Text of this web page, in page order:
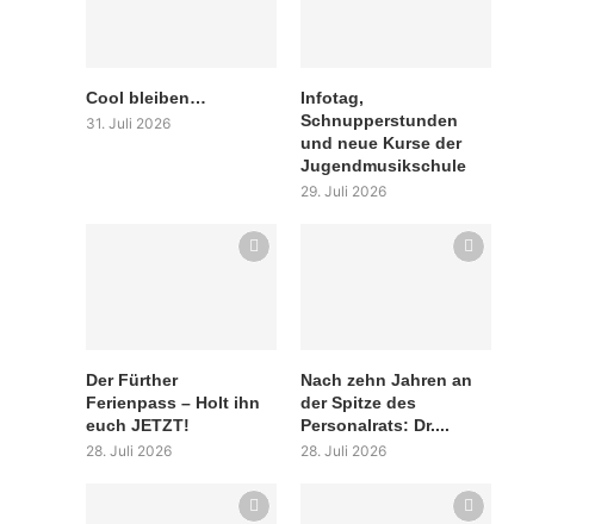
Cool bleiben…
31. Juli 2026
Infotag,
Schnupperstunden
und neue Kurse der
Jugendmusikschule
29. Juli 2026
Der Fürther
Ferienpass – Holt ihn
euch JETZT!
28. Juli 2026
Nach zehn Jahren an
der Spitze des
Personalrats: Dr....
28. Juli 2026